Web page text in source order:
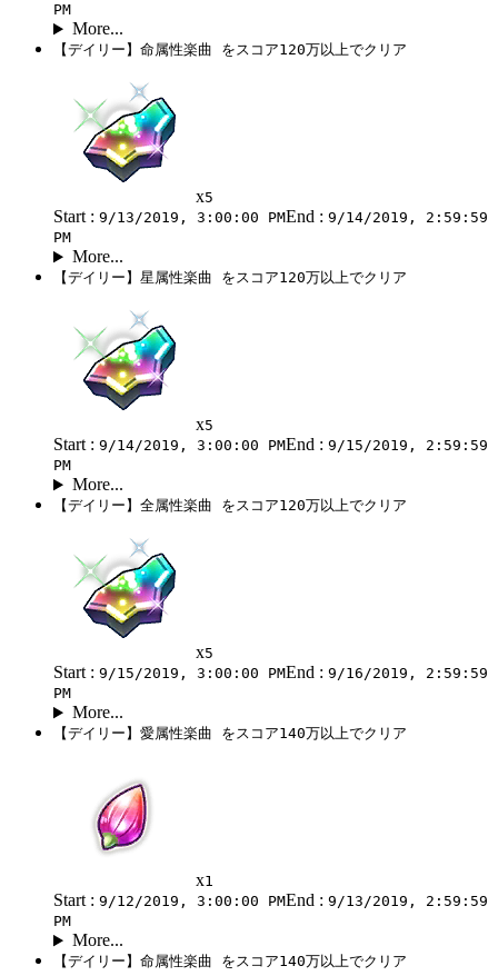
PM
More...
【デイリー】命属性楽曲 をスコア120万以上でクリア
x5
Start : 9/13/2019, 3:00:00 PMEnd : 9/14/2019, 2:59:59
PM
More...
【デイリー】星属性楽曲 をスコア120万以上でクリア
x5
Start : 9/14/2019, 3:00:00 PMEnd : 9/15/2019, 2:59:59
PM
More...
【デイリー】全属性楽曲 をスコア120万以上でクリア
x5
Start : 9/15/2019, 3:00:00 PMEnd : 9/16/2019, 2:59:59
PM
More...
【デイリー】愛属性楽曲 をスコア140万以上でクリア
x1
Start : 9/12/2019, 3:00:00 PMEnd : 9/13/2019, 2:59:59
PM
More...
【デイリー】命属性楽曲 をスコア140万以上でクリア